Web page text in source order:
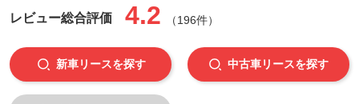
レビュー総合評価 4.2 （196件）
新車リースを探す 中古車リースを探す